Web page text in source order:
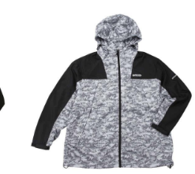
めておりますが、もしあった場合速やかにご
さい。